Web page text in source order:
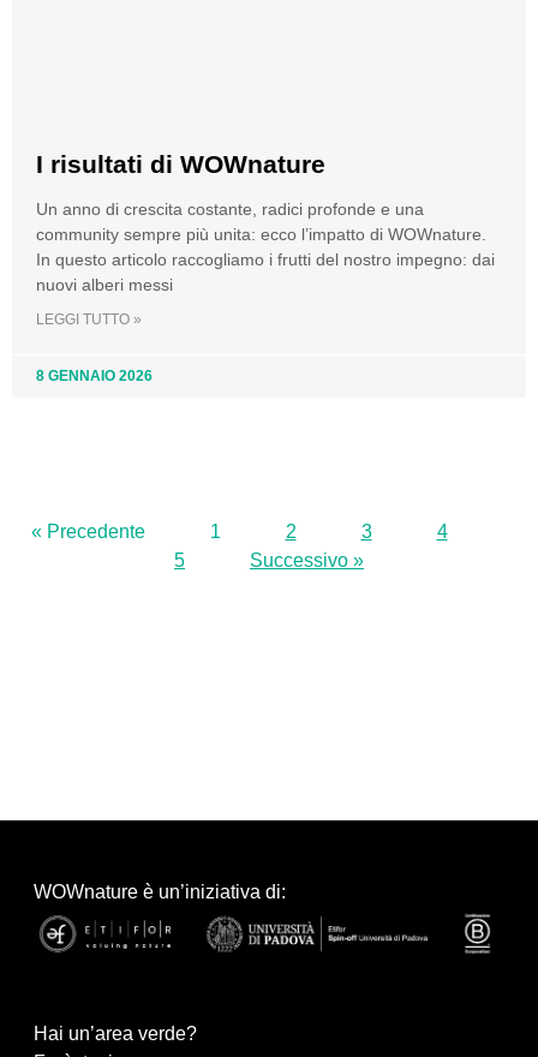
I risultati di WOWnature
Un anno di crescita costante, radici profonde e una
community sempre più unita: ecco l’impatto di WOWnature.
In questo articolo raccogliamo i frutti del nostro impegno: dai
nuovi alberi messi
LEGGI TUTTO »
8 GENNAIO 2026
« Precedente 1 2 3
4
5
Successivo »
WOWnature è un’iniziativa di:
Hai un’area verde?